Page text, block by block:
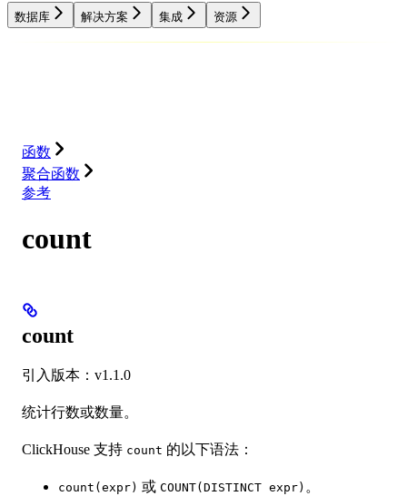
数据库 解决方案 集成 资源
函数
聚合函数
参考
count
count
引入版本：v1.1.0
统计行数或数量。
ClickHouse 支持 count 的以下语法：
count(expr) 或 COUNT(DISTINCT expr) 。